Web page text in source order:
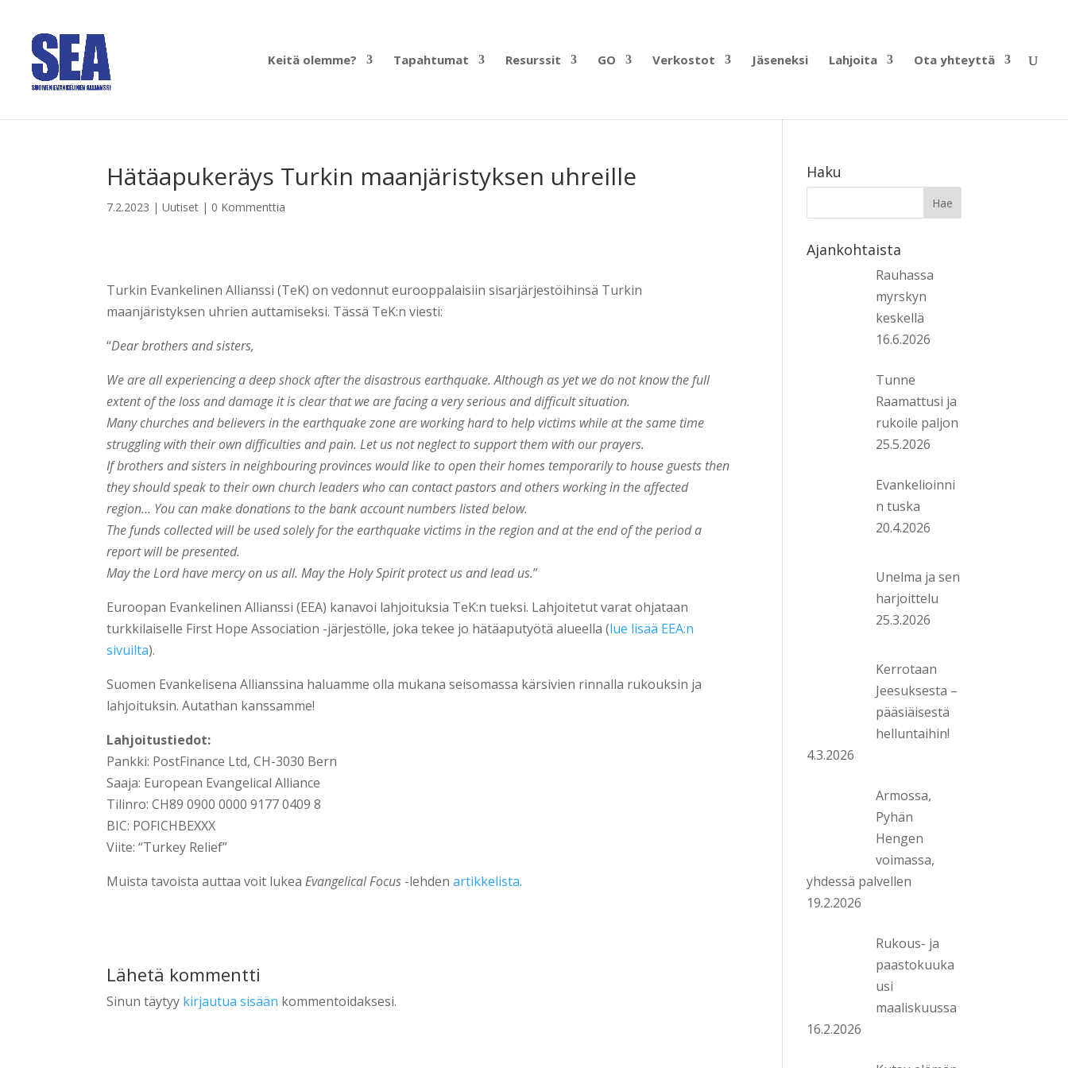
Keitä olemme? Tapahtumat Resurssit GO Verkostot Jäseneksi Lahjoita Ota yhteyttä
Hätäapukeräys Turkin maanjäristyksen uhreille
7.2.2023 |Uutiset | 0 Kommenttia
Turkin Evankelinen Allianssi (TeK) on vedonnut eurooppalaisiin sisarjärjestöihinsä Turkin
maanjäristyksen uhrien auttamiseksi. Tässä TeK:n viesti:
“Dear brothers and sisters,
We are all experiencing a deep shock after the disastrous earthquake. Although as yet we do not know the full
extent of the loss and damage it is clear that we are facing a very serious and difficult situation.
Many churches and believers in the earthquake zone are working hard to help victims while at the same time
struggling with their own difficulties and pain. Let us not neglect to support them with our prayers.
If brothers and sisters in neighbouring provinces would like to open their homes temporarily to house guests then
they should speak to their own church leaders who can contact pastors and others working in the affected
region… You can make donations to the bank account numbers listed below.
The funds collected will be used solely for the earthquake victims in the region and at the end of the period a
report will be presented.
May the Lord have mercy on us all. May the Holy Spirit protect us and lead us.”
Euroopan Evankelinen Allianssi (EEA) kanavoi lahjoituksia TeK:n tueksi. Lahjoitetut varat ohjataan
turkkilaiselle First Hope Association -järjestölle, joka tekee jo hätäaputyötä alueella (lue lisää EEA:n
sivuilta).
Suomen Evankelisena Allianssina haluamme olla mukana seisomassa kärsivien rinnalla rukouksin ja
lahjoituksin. Autathan kanssamme!
Lahjoitustiedot:
Pankki: PostFinance Ltd, CH-3030 Bern
Saaja: European Evangelical Alliance
Tilinro: CH89 0900 0000 9177 0409 8
BIC: POFICHBEXXX
Viite: “Turkey Relief”
Muista tavoista auttaa voit lukeaEvangelical Focus -lehdenartikkelista.
Lähetä kommentti
Sinun täytyy kirjautua sisään kommentoidaksesi.
Haku
Ajankohtaista
Rauhassa
myrskyn
keskellä
16.6.2026
Tunne
Raamattusi ja
rukoile paljon
25.5.2026
Evankelioinni
n tuska
20.4.2026
Unelma ja sen
harjoittelu
25.3.2026
Kerrotaan
Jeesuksesta –
pääsiäisestä
helluntaihin!
4.3.2026
Armossa,
Pyhän
Hengen
voimassa,
yhdessä palvellen
19.2.2026
Rukous- ja
paastokuuka
usi
maaliskuussa
16.2.2026